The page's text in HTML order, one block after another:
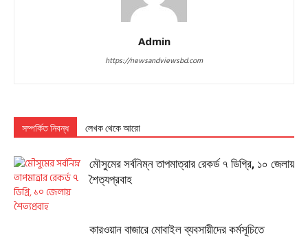
Admin
https://newsandviewsbd.com
সম্পর্কিত নিবন্ধ লেখক থেকে আরো
মৌসুমের সর্বনিম্ন তাপমাত্রার রেকর্ড ৭ ডিগ্রি, ১০ জেলায়
শৈত্যপ্রবাহ
কারওয়ান বাজারে মোবাইল ব্যবসায়ীদের কর্মসূচিতে